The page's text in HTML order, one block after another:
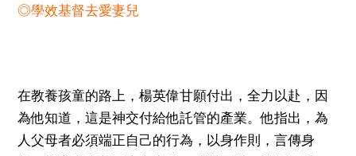
◎學效基督去愛妻兒
在教養孩童的路上，楊英偉甘願付出，全力以赴，因
為他知道，這是神交付給他託管的產業。他指出，為
人父母者必須端正自己的行為，以身作則，言傳身